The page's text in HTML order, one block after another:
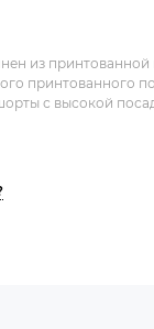
из
принтованного
с высокой